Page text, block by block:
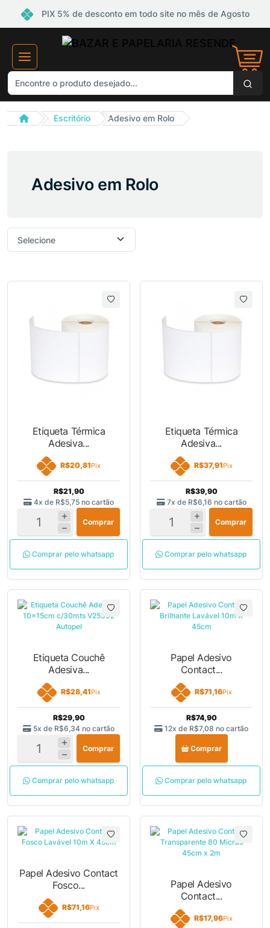
PIX 5% de desconto em todo site no mês de Agosto
Escritório Adesivo em Rolo
Adesivo em Rolo
Etiqueta Térmica
Adesiva...
R$20,81Pix
R$21,90
4x de R$5,75 no cartão
Comprar
Comprar pelo whatsapp
Etiqueta Térmica
Adesiva...
R$37,91Pix
R$39,90
7x de R$6,16 no cartão
Comprar
Comprar pelo whatsapp
Etiqueta Couchê
Adesiva...
R$28,41Pix
R$29,90
5x de R$6,34 no cartão
Comprar
Comprar pelo whatsapp
Papel Adesivo
Contact...
R$71,16Pix
R$74,90
12x de R$7,08 no cartão
Comprar
Comprar pelo whatsapp
Papel Adesivo Contact
Fosco...
R$71,16Pix
Papel Adesivo
Contact...
R$17,96Pix